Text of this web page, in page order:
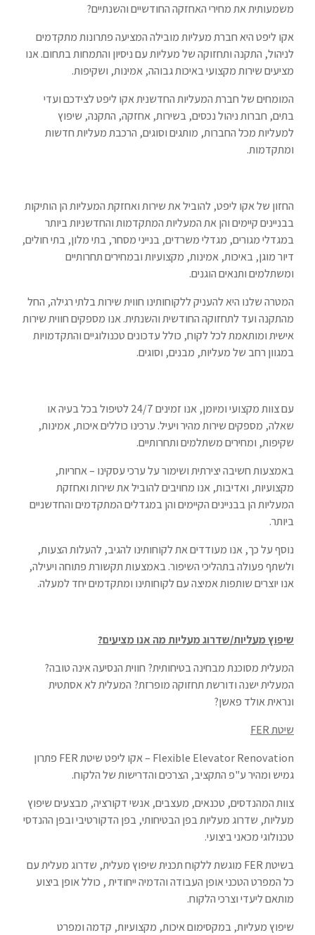
משמעותית את מחירי האחזקה החודשיים והשנתיים?
אקו ליפט היא חברת מעליות מובילה המציעה פתרונות מתקדמים
לניהול, התקנה ותחזוקה של מעליות עם ניסיון והתמחות בתחום. אנו
מציעים שירות מקצועי באיכות גבוהה, אמינות, ושקיפות.
המומחים של חברת המעליות החדשנית אקו ליפט לצידכם ועדי
בתים, חברות ניהול נכסים, בשירות, אחזקה, התקנה, שיפוץ
למעליות מכל החברות, מותגים וסוגים, הרכבת מעליות חדשות
ומתקדמות.
החזון של אקו ליפט, להוביל את שירות ואחזקת המעליות הן הותיקות
בבניינים קיימים והן את המעליות המתקדמות והחדשניות ביותר
במגדלי מגורים, מגדלי משרדים, בנייני מסחר, בתי מלון, בתי חולים,
דיור מוגן, באיכות, אמינות, מקצועיות ובמחירים תחרותיים
ומשתלמים ותנאים הוגנים.
המטרה שלנו היא להעניק ללקוחותינו חווית שירות בלתי רגילה, החל
מהתקנה ועד לתחזוקה החודשית והשנתית. אנו מספקים חווית שירות
אישית ומותאמת לכל לקוח, כולל עדכונים טכנולוגיים והתקדמויות
במגוון רחב של מעליות, מבנים, וסוגים.
עם צוות מקצועי ומיומן, אנו זמינים 24/7 לטיפול בכל בעיה או
שאלה, מספקים שירות מהיר ויעיל. ערכינו כוללים איכות, אמינות,
שקיפות, ומחירים משתלמים ותחרותיים.
באמצעות חשיבה יצירתית ושימור על ערכי עסקינו – אחריות,
מקצועיות, ואדיבות, אנו מחויבים להוביל את שירות ואחזקת
המעליות הן בבניינים הקיימים והן במגדלים המתקדמים והחדשניים
ביותר.
נוסף על כך, אנו מעודדים את לקוחותינו להגיב, להעלות הצעות,
ולשתף פעולה בתהליכי השיפור. באמצעות תקשורת פתוחה ויעילה,
אנו יוצרים שותפות אמיצה עם לקוחותינו ומתקדמים יחד למעלה.
שיפוץ מעליות/שדרוג מעליות מה אנו מציעים?
המעלית מסוכנת מבחינה בטיחותית? חווית הנסיעה אינה טובה?
המעלית ישנה ודורשת תחזוקה מופרזת? המעלית לא אסתטית
ונראית אולד פאשן?
שיטתFER
Flexible Elevator Renovation – אקו ליפט שיטת FER פתרון
גמיש ומהיר ע"פ התקציב, הצרכים והדרישות של הלקוח.
צוות המהנדסים, טכנאים, מעצבים, אנשי דקורציה, מבצעים שיפוץ
מעליות, שדרוג מעליות בפן הבטיחותי, בפן הדקורטיבי ובפן ההנדסי
טכנולוגי מכאני ביצועי.
בשיטת FER מוגשת ללקוח תכנית שיפוץ מעלית, שדרוג מעלית עם
כל המפרט הטכני אופן העבודה והדמיה ייחודית , כולל אופן ביצוע
מותאם ליעדי וצרכי הלקוח.
שיפוץ מעליות, במקסימום איכות, מקצועיות, קדמה ומפרט